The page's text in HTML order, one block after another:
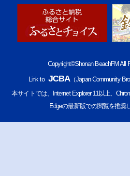
Copyright©Shonan BeachFM All
Link to JCBA（Japan Community
本サイトでは、Internet Explorer 11以上、
Edgeの最新版での閲覧を推奨